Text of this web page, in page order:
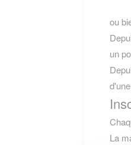
ou
un
La